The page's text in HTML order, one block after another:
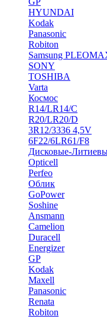
HYUNDAI
Kodak
Panasonic
Robiton
Samsung
SONY
TOSHIBA
Varta
Космос
R14/LR14/C
R20/LR20/D
3R12/3336 4,5V
6F22/6LR61/F8
Дисковые-
Opticell
Perfeo
Облик
GoPower
Soshine
Ansmann
Camelion
Duracell
Energizer
GP
Kodak
Maxell
Panasonic
Renata
Robiton